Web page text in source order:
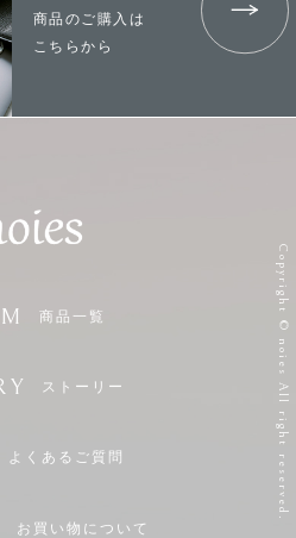
商品のご購入は
こちらから
商品一覧
ストーリー
よくあるご質問
お買い物について
Copyright © noies All right reserved.